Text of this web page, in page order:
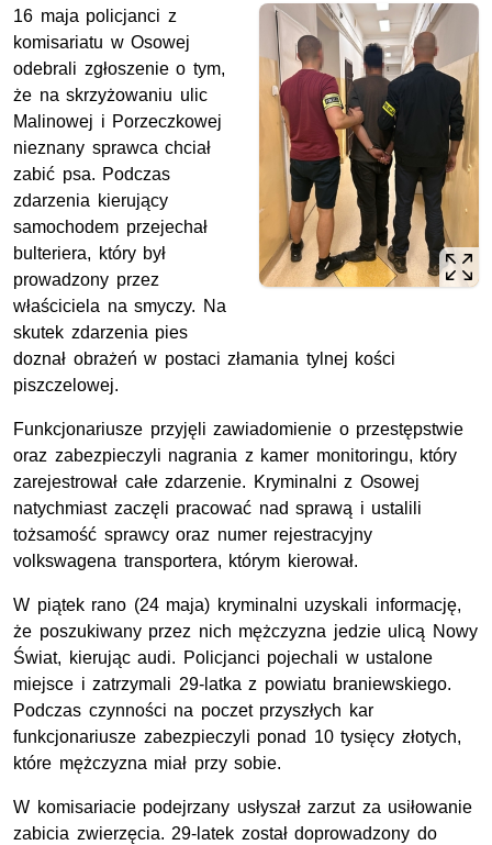
16 maja policjanci z
komisariatu w Osowej
odebrali zgłoszenie o tym,
że na skrzyżowaniu ulic
Malinowej i Porzeczkowej
nieznany sprawca chciał
zabić psa. Podczas
zdarzenia kierujący
samochodem przejechał
bulteriera, który był
prowadzony przez
właściciela na smyczy. Na
skutek zdarzenia pies
doznał obrażeń w postaci złamania tylnej kości
piszczelowej.
Funkcjonariusze przyjęli zawiadomienie o przestępstwie
oraz zabezpieczyli nagrania z kamer monitoringu, który
zarejestrował całe zdarzenie. Kryminalni z Osowej
natychmiast zaczęli pracować nad sprawą i ustalili
tożsamość sprawcy oraz numer rejestracyjny
volkswagena transportera, którym kierował.
W piątek rano (24 maja) kryminalni uzyskali informację,
że poszukiwany przez nich mężczyzna jedzie ulicą Nowy
Świat, kierując audi. Policjanci pojechali w ustalone
miejsce i zatrzymali 29-latka z powiatu braniewskiego.
Podczas czynności na poczet przyszłych kar
funkcjonariusze zabezpieczyli ponad 10 tysięcy złotych,
które mężczyzna miał przy sobie.
W komisariacie podejrzany usłyszał zarzut za usiłowanie
zabicia zwierzęcia. 29-latek został doprowadzony do